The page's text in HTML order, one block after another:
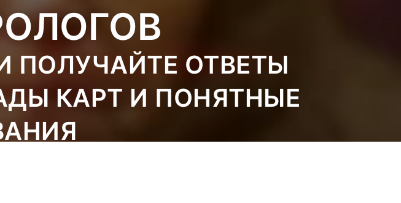
ПОЛУЧАЙТЕ ОТВЕТЫ
КАРТ И ПОНЯТНЫЕ